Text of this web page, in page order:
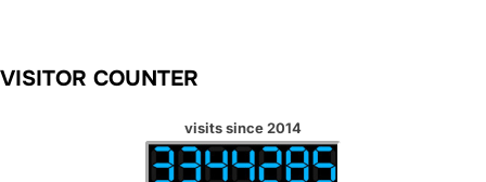
VISITOR COUNTER
visits since 2014